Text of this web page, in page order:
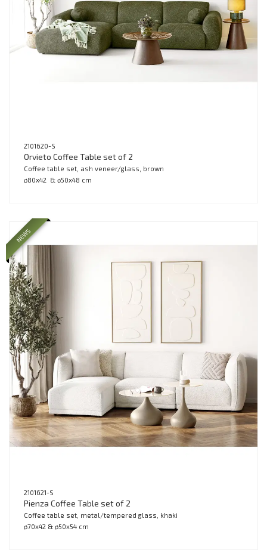
2101620-S
Orvieto Coffee Table set of 2
Coffee table set, ash veneer/glass, brown
ø80x42 & ø50x48 cm
NEWS
2101621-S
Pienza Coffee Table set of 2
Coffee table set, metal/tempered glass, khaki
ø70x42 & ø50x54 cm